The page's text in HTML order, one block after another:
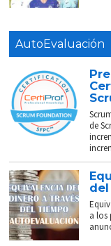
AutoEvaluación
de
del
a los